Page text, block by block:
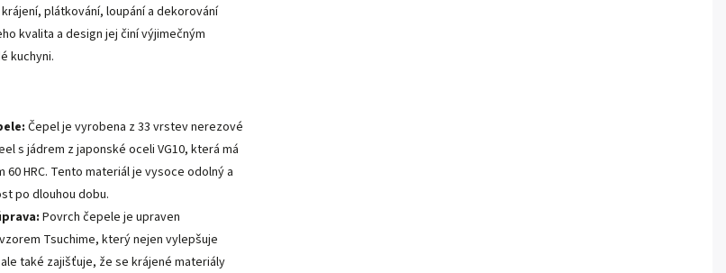
plátkování, loupání a dekorování
kvalita a design jej činí výjimečným
kuchyni.
Čepel je vyrobena z 33 vrstev nerezové
s jádrem z japonské oceli VG10, která má
HRC. Tento materiál je vysoce odolný a
po dlouhou dobu.
Povrch čepele je upraven
Tsuchime, který nejen vylepšuje
také zajišťuje, že se krájené materiály